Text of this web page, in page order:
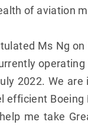
of aviation
Ms Ng
2022. We
me take